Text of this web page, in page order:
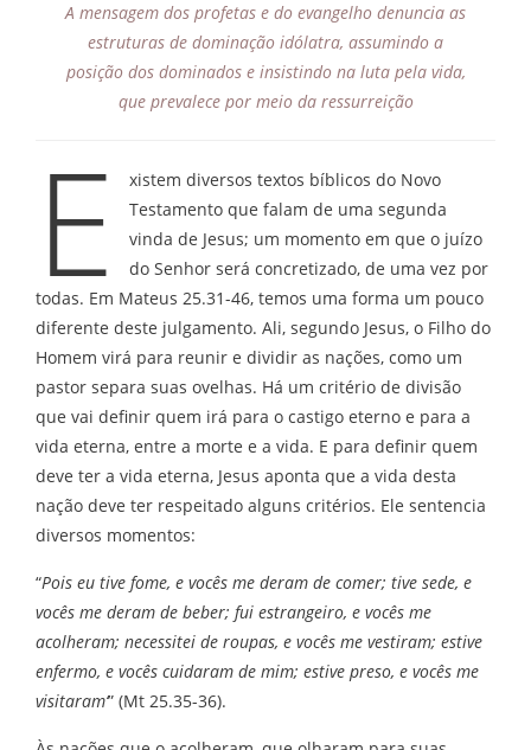
A mensagem dos profetas e do evangelho denuncia as
estruturas de dominação idólatra, assumindo a
posição dos dominados e insistindo na luta pela vida,
que prevalece por meio da ressurreição
E
xistem diversos textos bíblicos do Novo
Testamento que falam de uma segunda
vinda de Jesus; um momento em que o juízo
do Senhor será concretizado, de uma vez por
todas. Em Mateus 25.31-46, temos uma forma um pouco
diferente deste julgamento. Ali, segundo Jesus, o Filho do
Homem virá para reunir e dividir as nações, como um
pastor separa suas ovelhas. Há um critério de divisão
que vai definir quem irá para o castigo eterno e para a
vida eterna, entre a morte e a vida. E para definir quem
deve ter a vida eterna, Jesus aponta que a vida desta
nação deve ter respeitado alguns critérios. Ele sentencia
diversos momentos:
“Pois eu tive fome, e vocês me deram de comer; tive sede, e
vocês me deram de beber; fui estrangeiro, e vocês me
acolheram; necessitei de roupas, e vocês me vestiram; estive
enfermo, e vocês cuidaram de mim; estive preso, e vocês me
visitaram’” (Mt 25.35-36).